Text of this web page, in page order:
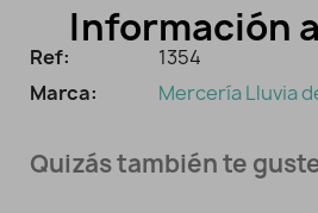
Información
Ref:
1354
Marca:
Mercería Lluvia
Quizás también te